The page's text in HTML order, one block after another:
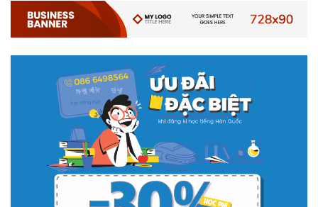
Với mức điểm thi Tốt nghiệp THPT từ 14 đến 16 điểm, các bạn vẫn hoàn
toàn có thể theo học 1 trong những ngành học tốt nhất và có đầu ra tốt
đảm 100% t...
# 26.06.2018 | 10:57
Hội thảo quốc tế ''Xây dựng đô thị thông minh – Hướng đến
phát triển bền vững” /...
Phát triển đô thị thông minh và bền vững đang là mục tiêu của rất nhiều
thành phố trên thế giới. Tại Việt Nam, đã có gần 20 tỉnh, thành phố trên
toàn quốc đang triển khai hoặc khởi động các đề án về đô thị thông
minh. Vi...
# 23.06.2018 | 15:37
Hội thảo về sàn bê tông chất lượng cao tại Hà Nội và TP Hồ